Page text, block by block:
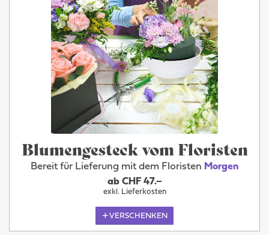
Blumengesteck vom Floristen
Bereit für Lieferung mit dem Floristen Morgen
ab CHF 47.–
exkl. Lieferkosten
VERSCHENKEN